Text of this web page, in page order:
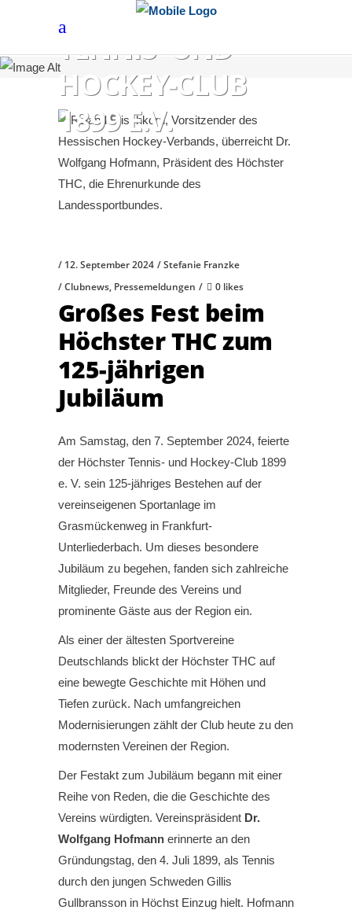
HÖCHSTER
TENNIS- UND
HOCKEY-CLUB
1899 E.V.
12. September 2024
Stefanie Franzke
Clubnews, Pressemeldungen 0 likes
Großes Fest beim
Höchster THC zum
125-jährigen
Jubiläum
Am Samstag, den 7. September 2024, feierte
der Höchster Tennis- und Hockey-Club 1899
e. V. sein 125-jähriges Bestehen auf der
vereinseigenen Sportanlage im
Grasmückenweg in Frankfurt-
Unterliederbach. Um dieses besondere
Jubiläum zu begehen, fanden sich zahlreiche
Mitglieder, Freunde des Vereins und
prominente Gäste aus der Region ein.
Als einer der ältesten Sportvereine
Deutschlands blickt der Höchster THC auf
eine bewegte Geschichte mit Höhen und
Tiefen zurück. Nach umfangreichen
Modernisierungen zählt der Club heute zu den
modernsten Vereinen der Region.
Der Festakt zum Jubiläum begann mit einer
Reihe von Reden, die die Geschichte des
Vereins würdigten. Vereinspräsident Dr.
Wolfgang Hofmann erinnerte an den
Gründungstag, den 4. Juli 1899, als Tennis
durch den jungen Schweden Gillis
Gullbransson in Höchst Einzug hielt. Hofmann